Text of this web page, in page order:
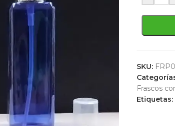
SKU:
Frascos
Etiquetas: